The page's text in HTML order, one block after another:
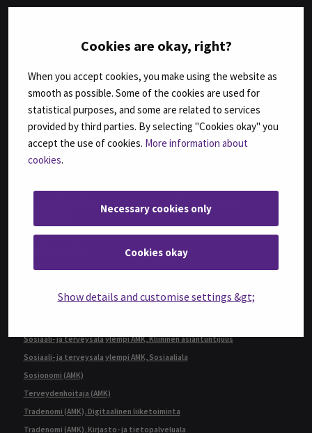
Cookies are okay, right?
When you accept cookies, you make using the website as
smooth as possible. Some of the cookies are used for
statistical purposes, and some are related to services
provided by third parties. By selecting "Cookies okay" you
accept the use of cookies. More information about
cookies.
Necessary cookies only
Cookies okay
Show details and customise settings &gt;
Insinööri (AMK), Rakennustekniikka
Insinööri (ylempi AMK), Automaatiotekniikka
Insinööri (ylempi AMK), Rakentaminen
Insinööri (ylempi AMK), Ruokaketjun kehittäminen
Insinööri (ylempi AMK), Teknologiaosaamisen johtaminen
Kulttuurituottaja (AMK)
Kulttuurituottaja (ylempi AMK)
Restonomi (ylempi AMK), Ruokaketjun kehittäminen
Sosiaali- ja terveysala ylempi AMK, Ikääntymisen asiantuntija
Sosiaali- ja terveysala ylempi AMK, Kliininen asiantuntijuus
Sosiaali- ja terveysala ylempi AMK, Sosiaaliala
Sosionomi (AMK)
Terveydenhoitaja (AMK)
Tradenomi (AMK), Digitaalinen liiketoiminta
Tradenomi (AMK), Kirjasto- ja tietopalveluala